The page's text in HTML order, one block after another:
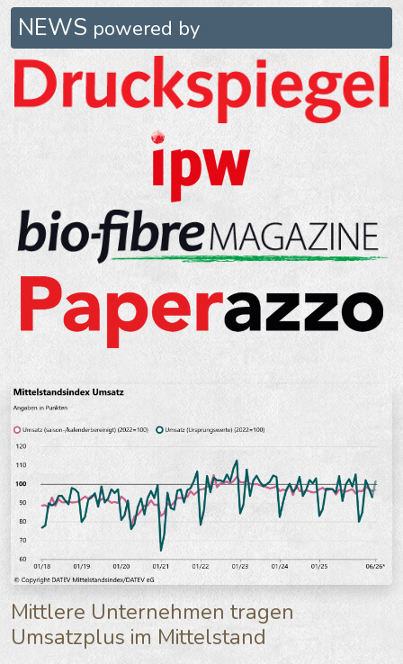
NEWS powered by
Mittlere Unternehmen tragen
Umsatzplus im Mittelstand